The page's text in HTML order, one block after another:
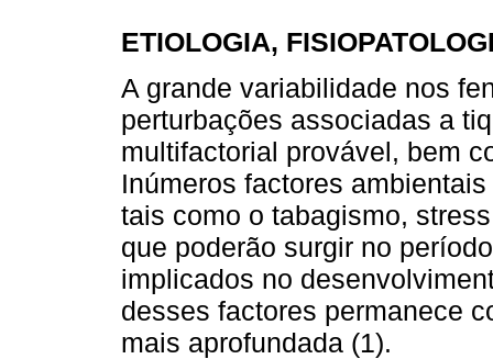
ETIOLOGIA,
A grande variabilidade nos
perturbações associadas a
multifactorial provável, bem
Inúmeros factores
tais como o tabagismo,
que poderão surgir no
implicados no
desses factores permanece
mais aprofundada (1).